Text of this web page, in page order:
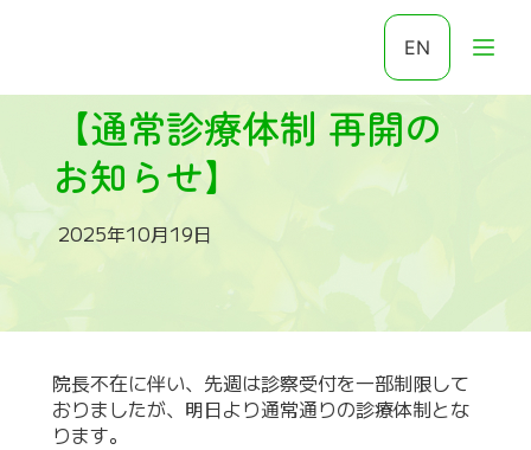
EN
【通常診療体制 再開の
お知らせ】
2025年10月19日
院長不在に伴い、先週は診察受付を一部制限して
おりましたが、明日より通常通りの診療体制とな
ります。